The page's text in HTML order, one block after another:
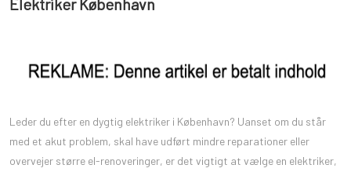
Elektriker København
Leder du efter en dygtig elektriker i København? Uanset om du står
med et akut problem, skal have udført mindre reparationer eller
overvejer større el-renoveringer, er det vigtigt at vælge en elektriker,